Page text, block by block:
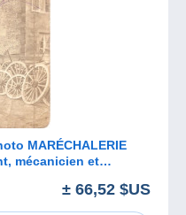
MARÉCHALERIE
mécanicien et
± 66,52 $US